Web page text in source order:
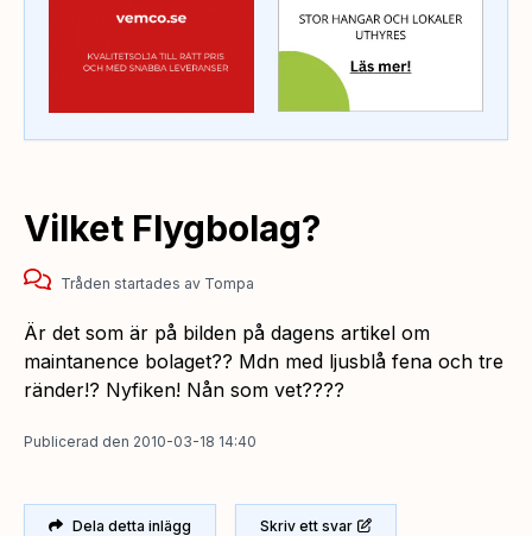
Vilket Flygbolag?
Tråden startades av Tompa
Är det som är på bilden på dagens artikel om
maintanence bolaget?? Mdn med ljusblå fena och tre
ränder!? Nyfiken! Nån som vet????
Publicerad den 2010-03-18 14:40
Dela detta inlägg Skriv ett svar